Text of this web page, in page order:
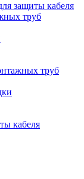
защиты кабеля
труб
труб
кабеля